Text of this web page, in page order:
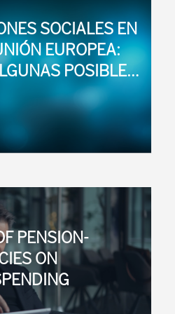
de la esperanza de vida.
está ...SOCIALES EN
EUROPEA:
POSIBLES
los efectos de una
sociales a cargo de
o no de un
de ...PENSION-
ON